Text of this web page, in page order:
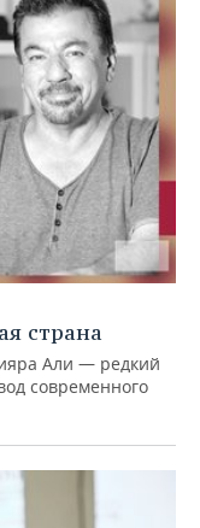
страна
Али — редкий
современного